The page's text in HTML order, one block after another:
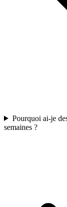
Pourquoi ai-je
semaines ?